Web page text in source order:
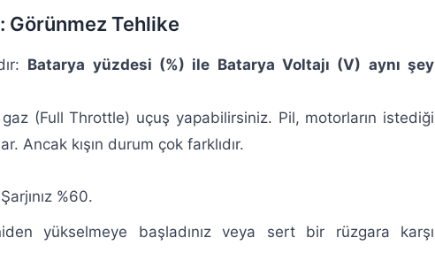
Görünmez Tehlike
Batarya yüzdesi (%) ile Batarya Voltajı (V) aynı şey
(Full Throttle) uçuş yapabilirsiniz. Pil, motorların istediği
Ancak kışın durum çok farklıdır.
%60.
yükselmeye başladınız veya sert bir rüzgara karşı